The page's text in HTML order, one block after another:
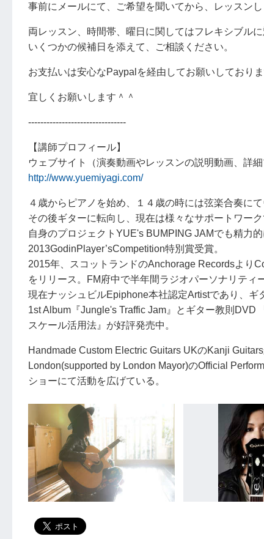
事前にメールにて、ご希望を聞いてから、レッスンし
両レッスン、時間帯、曜日に関してはフレキシブルに
いくつかの候補日を添えて、ご相談ください。
お支払いは安心なPaypalを経由してお願いしておりま
宜しくお願いします＾＾
--------------------------------
【講師プロフィール】
ウェブサイト（演奏動画やレッスンの説明動画、詳
http://www.yuemiyagi.com/
４歳からピアノを始め、１４歳の時には弦楽合奏に
その後ギターに転向し、現在は様々なサポートワー
自身のプロジェクトYUE's BUMPING JAMでも精力的
2013GodinPlayer’sCompetition特別賞受賞。
2015年、スコットランドのAnchorage Recordsより
をリリース。FM府中で半年間ラジオパーソナリティ
現在ナッシュビルEpiphone本社認定Artistであり、ギ
1st Album『Jungle's Traffic Jam』とギター教則DVD
スケール活用法』が好評発売中。
Handmade Custom Electric Guitars UKのKanji
London(supported by London Mayor)のOfficial
ショーにて活動を広げている。